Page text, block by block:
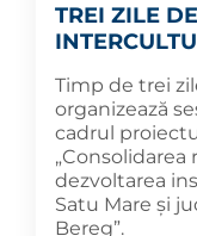
TREI ZILE
Timp de trei
organizează
cadrul
dezvoltarea
Satu Mare și
Bereg”.